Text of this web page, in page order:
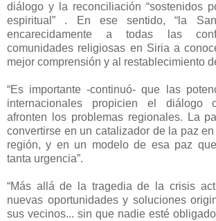
diálogo y la reconciliación “sostenidos
espiritual” . En ese sentido, “la
encarecidamente a todas las
comunidades religiosas en Siria a
mejor comprensión y al restablecimiento
“Es importante -continuó- que las
internacionales propicien el diálogo
afronten los problemas regionales. La
convertirse en un catalizador de la paz
región, y en un modelo de esa paz
tanta urgencia”.
“Más allá de la tragedia de la crisis
nuevas oportunidades y soluciones
sus vecinos... sin que nadie esté